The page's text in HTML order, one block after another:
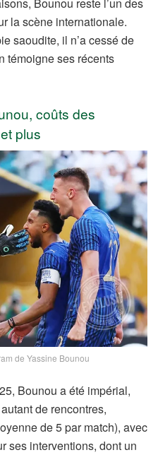
la scène internationale.
saoudite, il n’a cessé de
témoigne ses récents
coûts des
plus
de Yassine Bounou
Bounou a été impérial,
de rencontres,
de 5 par match), avec
ses interventions, dont un